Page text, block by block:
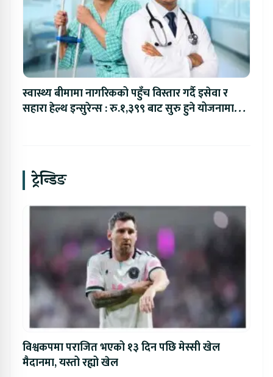
स्वास्थ्य बीमामा नागरिकको पहुँच विस्तार गर्दै इसेवा र
सहारा हेल्थ इन्सुरेन्स : रु.१,३९९ बाट सुरु हुने योजनामा
ट्रेन्डिङ
विश्वकपमा पराजित भएको १३ दिन पछि मेस्सी खेल
मैदानमा, यस्तो रह्यो खेल